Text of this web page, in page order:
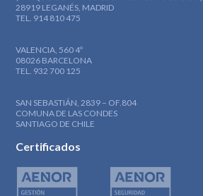
28919 LEGANÉS, MADRID
TEL. 914 810 475
VALENCIA, 560 4º
08026 BARCELONA
TEL. 932 700 125
SAN SEBASTIÁN, 2839 – OF.804
COMUNA DE LAS CONDES
SANTIAGO DE CHILE
Certificados